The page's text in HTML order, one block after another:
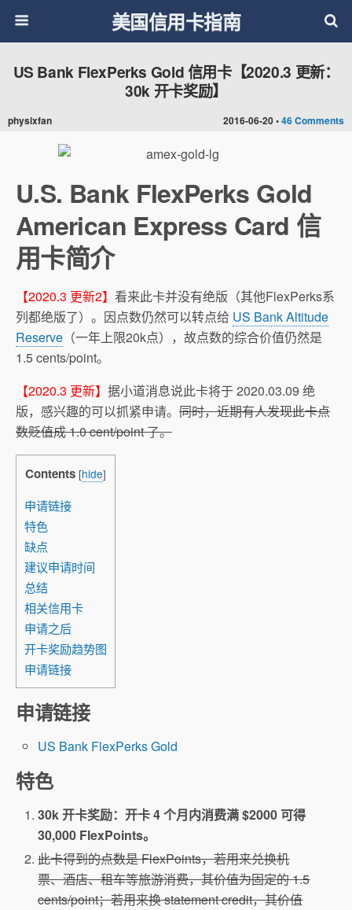
美国信用卡指南
2016-06-20 •46 Comments
US Bank FlexPerks Gold 信用卡【2020.3 更新：
30k 开卡奖励】
physixfan
U.S. Bank FlexPerks Gold
American Express Card 信
用卡简介
【2020.3 更新2】 看来此卡并没有绝版（其他FlexPerks系
列都绝版了）。因点数仍然可以转点给 US Bank Altitude
Reserve （一年上限20k点），故点数的综合价值仍然是
1.5 cents/point。
【2020.3 更新】 据小道消息说此卡将于 2020.03.09 绝
版，感兴趣的可以抓紧申请。 同时，近期有人发现此卡点
数贬值成 1.0 cent/point 了。
Contents [hide]
申请链接
特色
缺点
建议申请时间
总结
相关信用卡
申请之后
开卡奖励趋势图
申请链接
申请链接
US Bank FlexPerks Gold
特色
30k 开卡奖励：开卡 4 个月内消费满 $2000 可得
30,000 FlexPoints。
此卡得到的点数是 FlexPoints，若用来兑换机
票、酒店、租车等旅游消费，其价值为固定的 1.5
cents/point；若用来换 statement credit，其价值